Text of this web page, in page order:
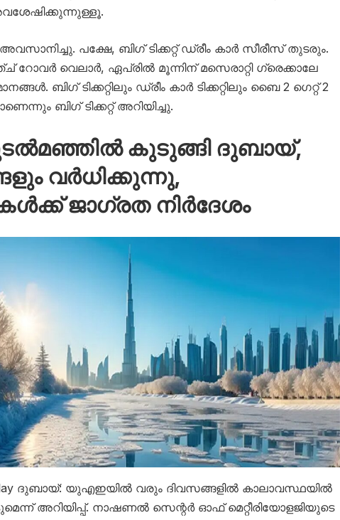
പക്ഷേ, ബിഗ് ടിക്കറ്റ് ഡ്രീം കാർ സീരീസ് തുടരും.
റോവ‍ർ വെലാർ, ഏപ്രിൽ മൂന്നിന് മസെരാറ്റി ഗ്രെക്കാലേ
ബിഗ് ടിക്കറ്റിലും ഡ്രീം കാർ ടിക്കറ്റിലും ബൈ 2 ഗെറ്റ് 2
ബിഗ് ടിക്കറ്റ് അറിയിച്ചു.
കുടുങ്ങി ദുബായ്,
വർധിക്കുന്നു,
ജാഗ്രത നിർദേശം
ദുബായ്: യുഎഇയിൽ വരും ദിവസങ്ങളിൽ കാലാവസ്ഥയിൽ
അറിയിപ്പ്. നാഷണൽ സെന്റർ ഓഫ് മെറ്റീരിയോളജിയുടെ